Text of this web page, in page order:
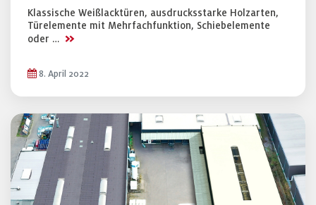
Klassische Weißlacktüren, ausdrucksstarke Holzarten,
Türelemente mit Mehrfachfunktion, Schiebelemente
oder … >>
8. April 2022